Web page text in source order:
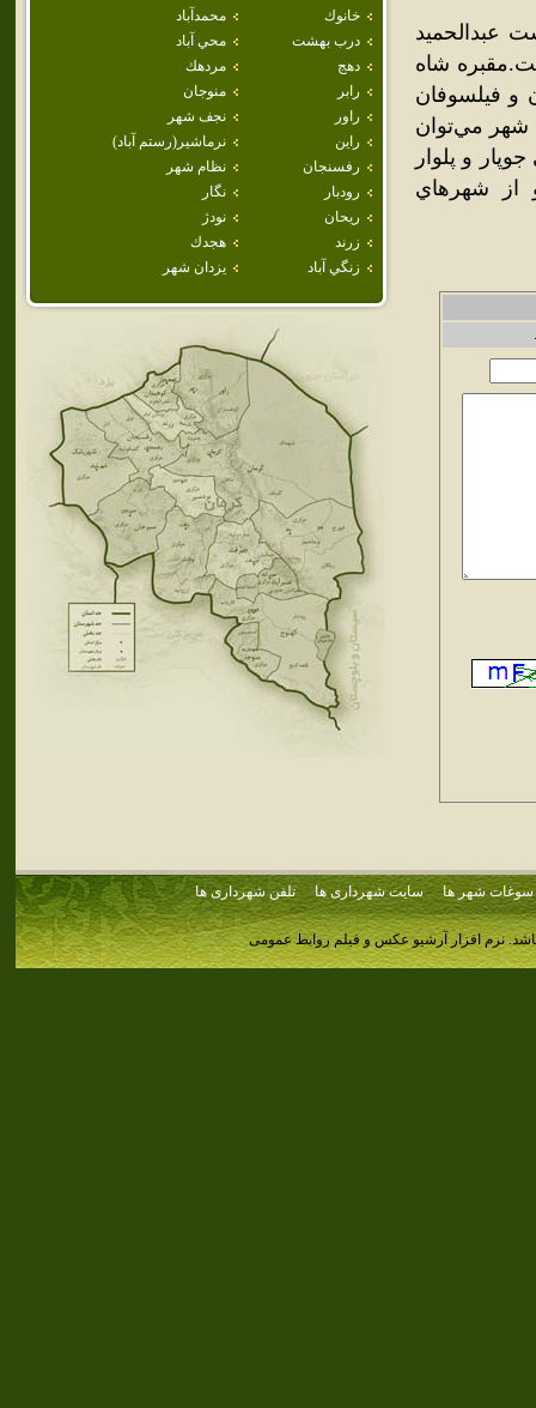
خانوك
محمدآباد
درب بهشت
محي آباد
دهج
مردهك
رابر
منوجان
راور
نجف شهر
راين
نرماشير(رستم آباد)
رفسنجان
نظام شهر
رودبار
نگار
ريحان
نودژ
زرند
هجدك
زنگي آباد
يزدان شهر
عبدالحميد
شاه
و فيلسوفان
شهر مي‌توان
و پلوار
شهرهاي
سوغات شهر ها سایت شهرداری ها تلفن شهرداری ها
نرم افزار آرشیو عکس و فیلم روابط عمومی